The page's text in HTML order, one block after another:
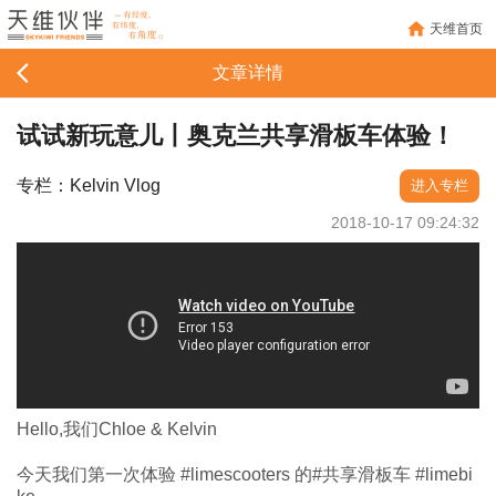
天维首页
文章详情
试试新玩意儿丨奥克兰共享滑板车体验！
专栏：Kelvin Vlog 进入专栏
2018-10-17 09:24:32
Hello,我们Chloe & Kelvin
今天我们第一次体验 #limescooters 的#共享滑板车 #limebi